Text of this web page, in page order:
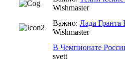
Wishmaster
Важно: Лада
Wishmaster
В Чемпионате
svett